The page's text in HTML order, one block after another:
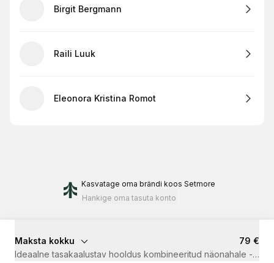
Birgit Bergmann
Raili Luuk
Eleonora Kristina Romot
Kasvatage oma brändi koos Setmore
Hankige oma tasuta konto
Maksta kokku
79 €
Ideaalne tasakaalustav hooldus kombineeritud näonahale - T-